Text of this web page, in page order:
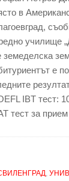
в
училище
земеделска
е
IBT тест:
тест за
,